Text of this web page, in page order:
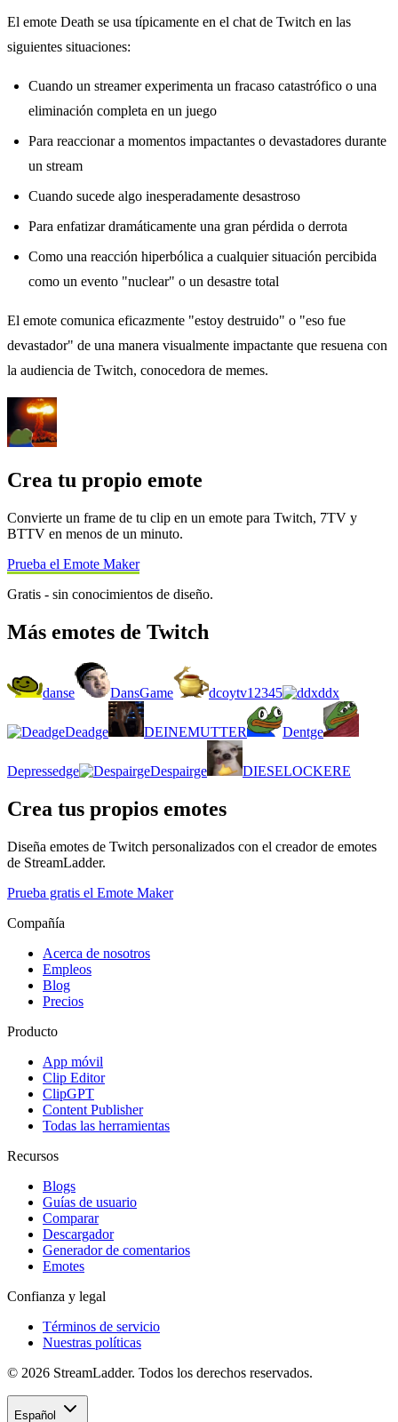
El emote Death se usa típicamente en el chat de Twitch en las
siguientes situaciones:
Cuando un streamer experimenta un fracaso catastrófico o una
eliminación completa en un juego
Para reaccionar a momentos impactantes o devastadores durante
un stream
Cuando sucede algo inesperadamente desastroso
Para enfatizar dramáticamente una gran pérdida o derrota
Como una reacción hiperbólica a cualquier situación percibida
como un evento "nuclear" o un desastre total
El emote comunica eficazmente "estoy destruido" o "eso fue
devastador" de una manera visualmente impactante que resuena con
la audiencia de Twitch, conocedora de memes.
Crea tu propio emote
Convierte un frame de tu clip en un emote para Twitch, 7TV y
BTTV en menos de un minuto.
Prueba el Emote Maker
Gratis - sin conocimientos de diseño.
Más emotes de Twitch
danse DansGame dcoytv12345 ddx
Deadge DEINEMUTTER Dentge
Depressedge Despairge DIESELOCKERE
Crea tus propios emotes
Diseña emotes de Twitch personalizados con el creador de emotes
de StreamLadder.
Prueba gratis el Emote Maker
Compañía
Acerca de nosotros
Empleos
Blog
Precios
Producto
App móvil
Clip Editor
ClipGPT
Content Publisher
Todas las herramientas
Recursos
Blogs
Guías de usuario
Comparar
Descargador
Generador de comentarios
Emotes
Confianza y legal
Términos de servicio
Nuestras políticas
© 2026 StreamLadder. Todos los derechos reservados.
Español